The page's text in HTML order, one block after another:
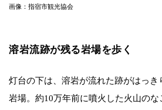
画像：指宿市観光協会
溶岩流跡が残る岩場を歩く
灯台の下は、溶岩が流れた跡がはっき
岩場。約10万年前に噴火した火山のな